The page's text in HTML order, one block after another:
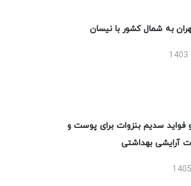
به شمال کشور با نیسان
سدیم بنزوات برای پوست و
آرایشی بهداشتی